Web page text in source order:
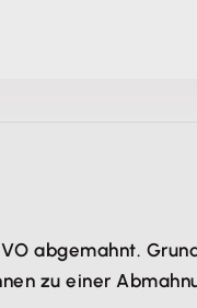
abgemahnt.
zu einer